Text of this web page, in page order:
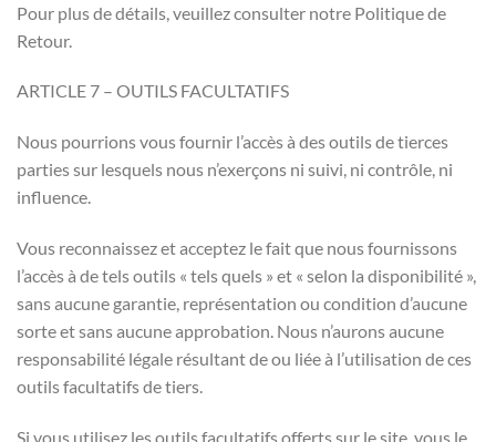
Pour plus de détails, veuillez consulter notre Politique de
Retour.
ARTICLE 7 – OUTILS FACULTATIFS
Nous pourrions vous fournir l’accès à des outils de tierces
parties sur lesquels nous n’exerçons ni suivi, ni contrôle, ni
influence.
Vous reconnaissez et acceptez le fait que nous fournissons
l’accès à de tels outils « tels quels » et « selon la disponibilité »,
sans aucune garantie, représentation ou condition d’aucune
sorte et sans aucune approbation. Nous n’aurons aucune
responsabilité légale résultant de ou liée à l’utilisation de ces
outils facultatifs de tiers.
Si vous utilisez les outils facultatifs offerts sur le site, vous le